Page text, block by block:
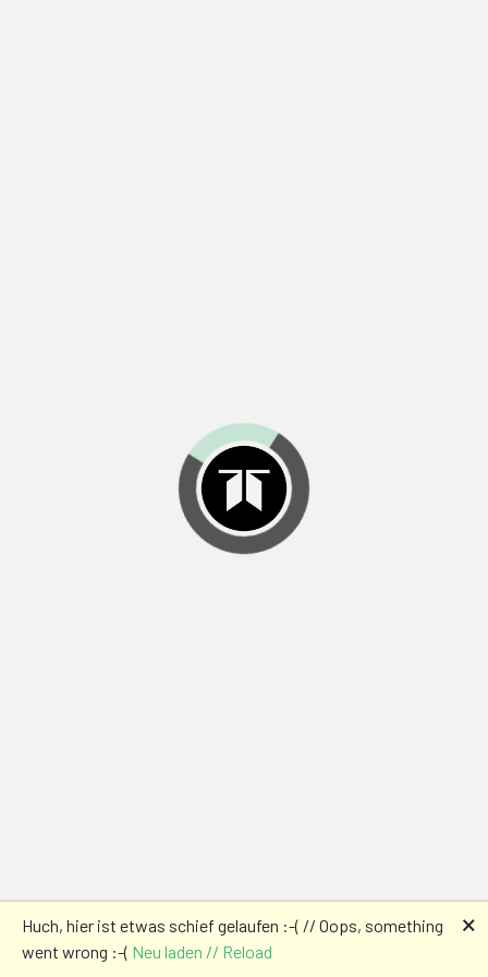
Huch, hier ist etwas schief gelaufen :-( // Oops, something
went wrong :-( Neu laden // Reload
🗙